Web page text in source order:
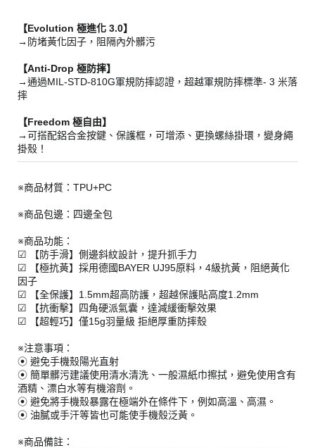
【Evolution 極進化 3.0】
→ 防堵黃化因子，阻隔內外髒污
【Anti-Drop 極防摔】
→通過MIL-STD-810G軍規防摔認證，超越軍規防摔標準- 3 米落
摔
【Freedom 極自由】
→可搭配鋁合金按鍵、保護框，可增添、更換螺絲掛環，變身繩
掛殼！
※商品材質：TPU+PC
※商品包邊：四邊全包
※商品功能：
☑ 【防手滑】側邊斜紋設計，提升抓手力
☑ 【極抗黃】採用德國BAYER UJ95原料，4級抗黃，阻絕黃化
因子
☑ 【全保護】1.5mm超高防護，超越保護貼高度1.2mm
☑ 【抗衝擊】四角硬派氣囊，達減緩衝擊效果
☑ 【超輕巧】僅15g羽量級 拒絕厚重防摔殼
※注意事項：
⦿ 避免手機殼陽光直射
⦿ 簡單髒污建議使用清水清洗、一般濕紙巾擦拭，避免使用含有
酒精、漂白水等有機溶劑。
⦿ 避免將手機殼暴露在極端外在條件下，例如高溫、高濕。
⦿ 油膩或手汗等皆也可能使手機殼泛黃。
※商品備註：